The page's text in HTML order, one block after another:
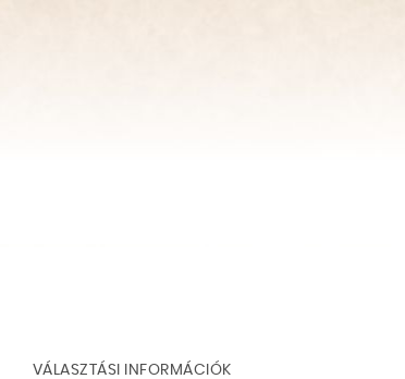
VÁLASZTÁSI INFORMÁCIÓK